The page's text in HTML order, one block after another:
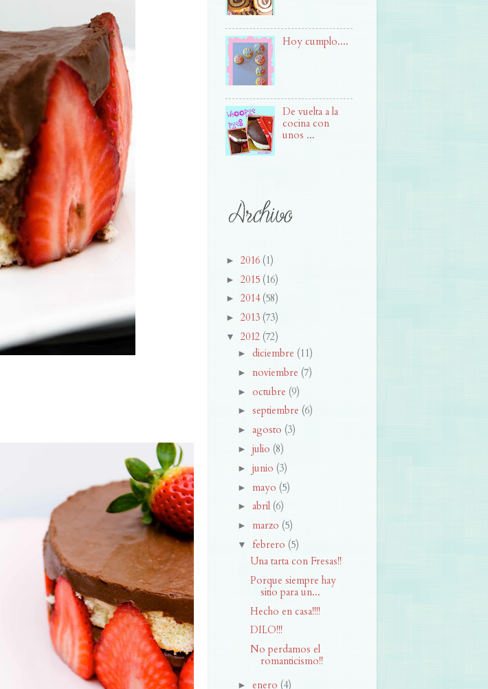
Hoy cumplo....
De vuelta a la
cocina con
unos ...
► 2016 (1)
► 2015 (16)
► 2014 (58)
► 2013 (73)
▼ 2012 (72)
►diciembre (11)
► noviembre (7)
►octubre (9)
►septiembre (6)
►agosto (3)
►julio (8)
►junio (3)
► mayo (5)
►abril (6)
► marzo (5)
▼ febrero (5)
Una tarta con Fresas!!
Porque siempre hay
sitio para un...
Hecho en casa!!!!
DILO!!!
No perdamos el
romanticismo!!
►enero (4)